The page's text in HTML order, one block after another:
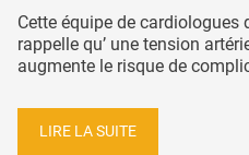
Cette équipe de cardiologues
rappelle qu’ une tension
augmente le risque de
LIRE LA SUITE